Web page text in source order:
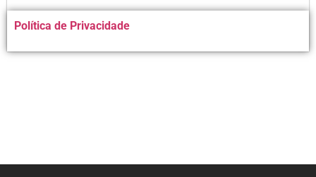
Alternative:
Política de Privacidade